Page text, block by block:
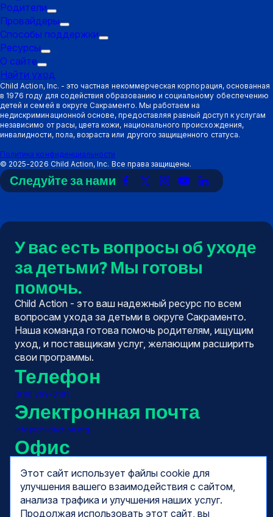
Этот сайт использует файлы cookie для
улучшения вашего взаимодействия с сайтом,
анализа трафика и улучшения наших услуг.
Продолжая использовать этот сайт, вы
Родители
Подменю
"Триггер":
Родители
Провайдеры
Подменю
"Триггер":
Способы поддержки
Подменю
поддержки
Ресурсы
Подменю
"Триггер":
Ресурсы
О сайте
Подменю
"Триггер":
О
сайте
Найти уход
Child Action, Inc. - это частная некоммерческая корпорация, основанная
в 1976 году для содействия образованию и социальному обеспечению
детей и семей в округе Сакраменто. Мы работаем на
недискриминационной основе, предоставляя равный доступ к услугам
независимо от расы, цвета кожи, национального происхождения,
инвалидности, пола, возраста или другого защищенного статуса.
Политика конфиденциальности
© 2025-2026 Child Action, Inc. Все права защищены.
Следуйте за нами Ссылка
на
Ссылка
на
(Twitter)
Ссылка
на
Ссылка
на
Ссылка
на
У вас есть вопросы об уходе
за детьми? Мы готовы
помочь.
Child Action - это ваш надежный ресурс по всем
вопросам ухода за детьми в округе Сакраменто.
Наша команда готова помочь родителям, ищущим
уход, и поставщикам услуг, желающим расширить
свои программы.
Телефон
(916) 369-0191
Электронная почта
info@childaction.org
Офис
Ранчо Кордова, Калифорния 95670
Часы
Понедельник - пятница, 7:30 утра - 5:00 вечера